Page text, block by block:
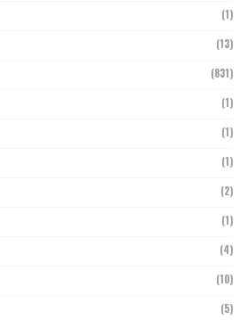
(1)
(13)
(831)
(1)
(1)
(1)
(2)
(1)
(4)
(10)
(5)